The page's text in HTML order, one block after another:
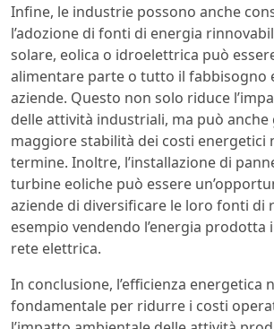
Infine, le industrie possono anche
l’adozione di fonti di energia
solare, eolica o idroelettrica può
alimentare parte o tutto il fabbisogno
aziende. Questo non solo riduce
delle attività industriali, ma può
maggiore stabilità dei costi energetici
termine. Inoltre, l’installazione di
turbine eoliche può essere
aziende di diversificare le loro fonti di
esempio vendendo l’energia prodotta
rete elettrica.
In conclusione, l’efficienza energetica
fondamentale per ridurre i costi